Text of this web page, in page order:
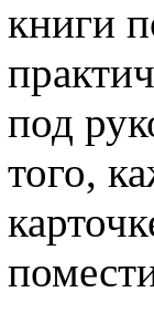
книги
под
того,